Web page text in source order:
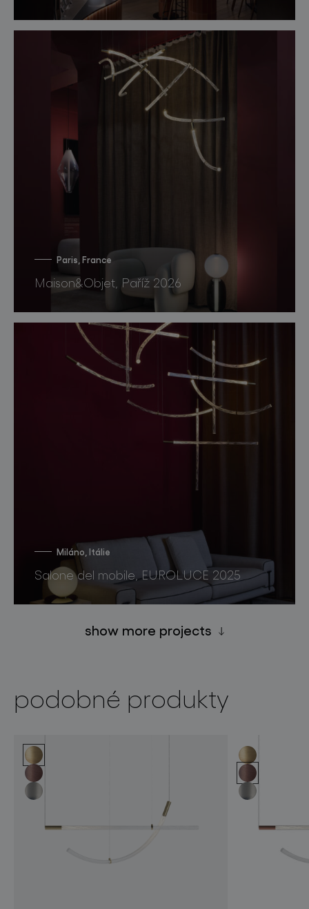
Paris, France
Maison&Objet, Paříž 2026
Miláno, Itálie
Salone del mobile, EUROLUCE 2025
show more projects
podobné produkty